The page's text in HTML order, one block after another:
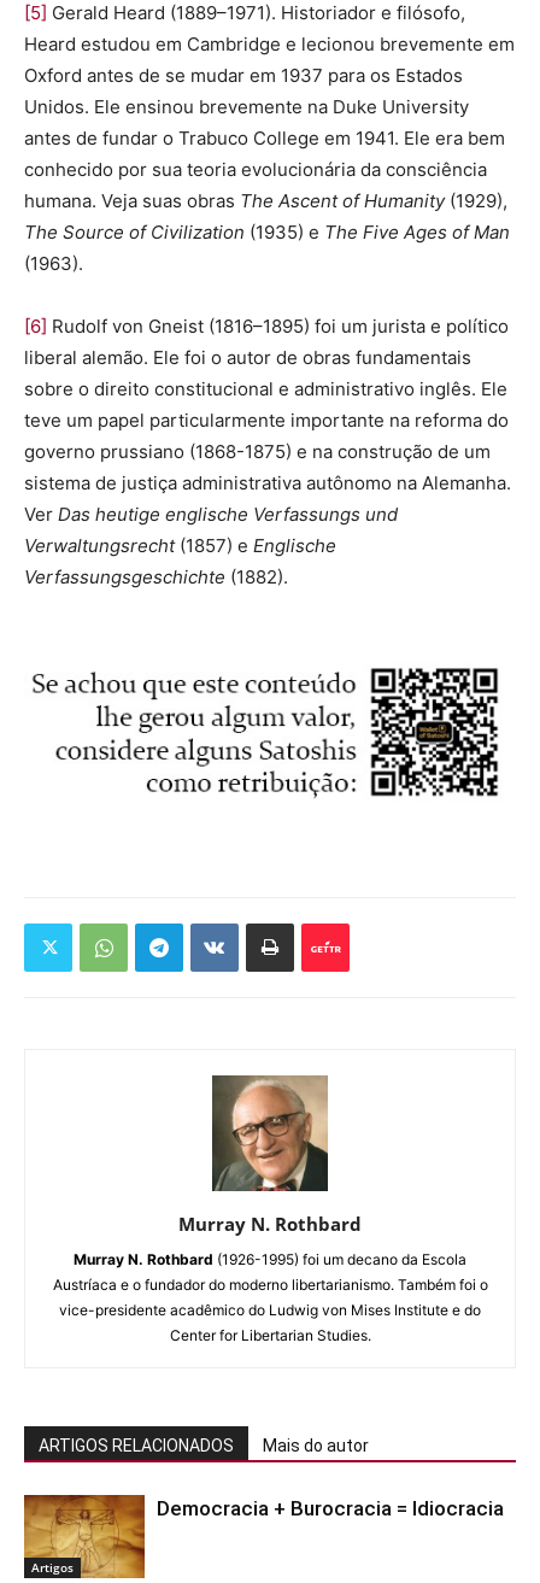
[5] Gerald Heard (1889–1971). Historiador e filósofo,
Heard estudou em Cambridge e lecionou brevemente em
Oxford antes de se mudar em 1937 para os Estados
Unidos. Ele ensinou brevemente na Duke University
antes de fundar o Trabuco College em 1941. Ele era bem
conhecido por sua teoria evolucionária da consciência
humana. Veja suas obras The Ascent of Humanity(1929),
The Source of Civilization (1935) e The Five Ages of Man
(1963).
[6] Rudolf von Gneist (1816–1895) foi um jurista e político
liberal alemão. Ele foi o autor de obras fundamentais
sobre o direito constitucional e administrativo inglês. Ele
teve um papel particularmente importante na reforma do
governo prussiano (1868-1875) e na construção de um
sistema de justiça administrativa autônomo na Alemanha.
Ver Das heutige englische Verfassungs und
Verwaltungsrecht(1857) e Englische
Verfassungsgeschichte (1882).
Murray N. Rothbard
Murray N. Rothbard (1926-1995) foi um decano da Escola
Austríaca e o fundador do moderno libertarianismo. Também foi o
vice-presidente acadêmico do Ludwig von Mises Institute e do
Center for Libertarian Studies.
ARTIGOS RELACIONADOS Mais do autor
Artigos
Democracia + Burocracia = Idiocracia